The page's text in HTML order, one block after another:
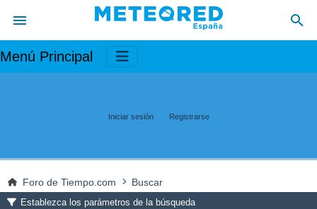
Menú Principal
Iniciar sesión Registrarse
Foro de Tiempo.com Buscar
Establezca los parámetros de la búsqueda